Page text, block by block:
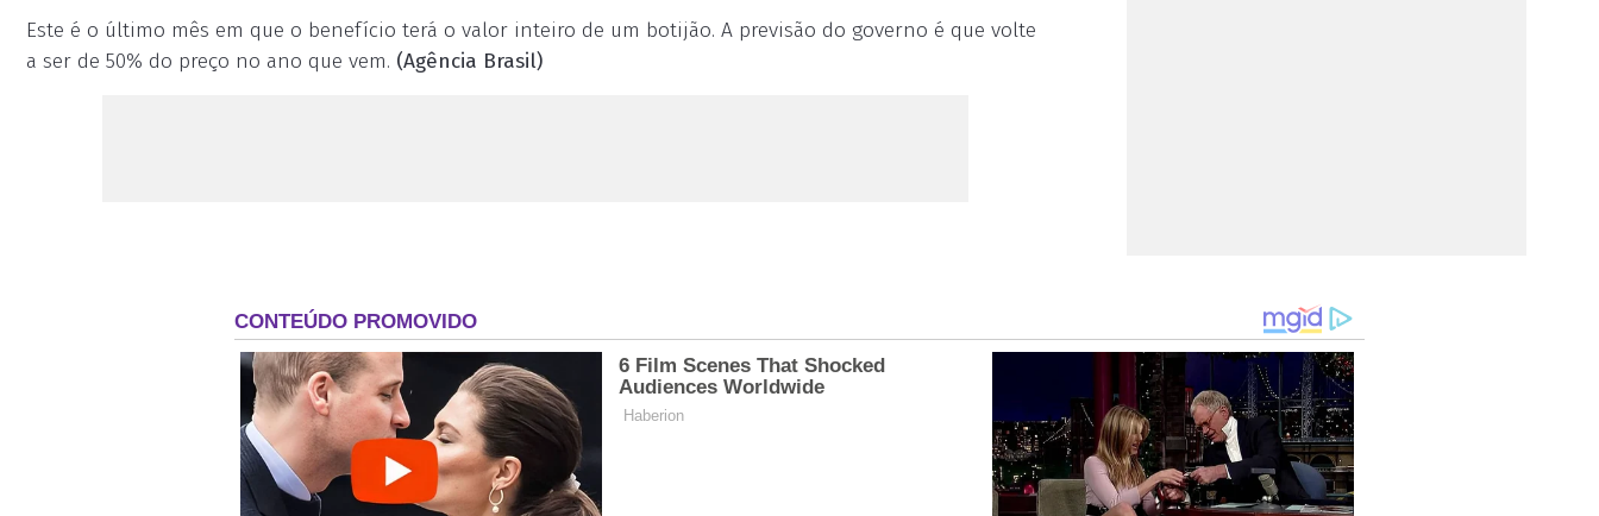
Este é o último mês em que o benefício terá o valor inteiro de um botijão. A previsão do governo é que volte
a ser de 50% do preço no ano que vem. (Agência Brasil)